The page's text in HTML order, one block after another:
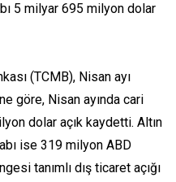
5 milyar 695 milyon dolar
(TCMB), Nisan ayı
göre, Nisan ayında cari
dolar açık kaydetti. Altın
ise 319 milyon ABD
tanımlı dış ticaret açığı